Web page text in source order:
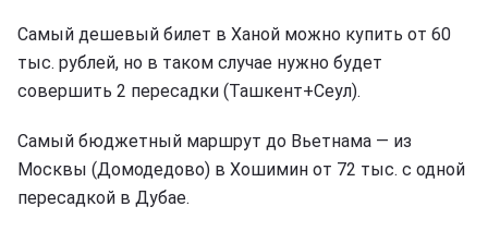
Самый дешевый билет в Ханой можно купить от 60
тыс. рублей, но в таком случае нужно будет
совершить 2 пересадки (Ташкент+Сеул).
Самый бюджетный маршрут до Вьетнама — из
Москвы (Домодедово) в Хошимин от 72 тыс. с одной
пересадкой в Дубае.